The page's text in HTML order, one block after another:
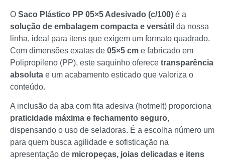
O Saco Plástico PP 05×5 Adesivado (c/100) é a
solução de embalagem compacta e versátil da nossa
linha, ideal para itens que exigem um formato quadrado.
Com dimensões exatas de 05×5 cm e fabricado em
Polipropileno (PP), este saquinho oferece transparência
absoluta e um acabamento esticado que valoriza o
conteúdo.
A inclusão da aba com fita adesiva (hotmelt) proporciona
praticidade máxima e fechamento seguro,
dispensando o uso de seladoras. É a escolha número um
para quem busca agilidade e sofisticação na
apresentação de micropeças, joias delicadas e itens